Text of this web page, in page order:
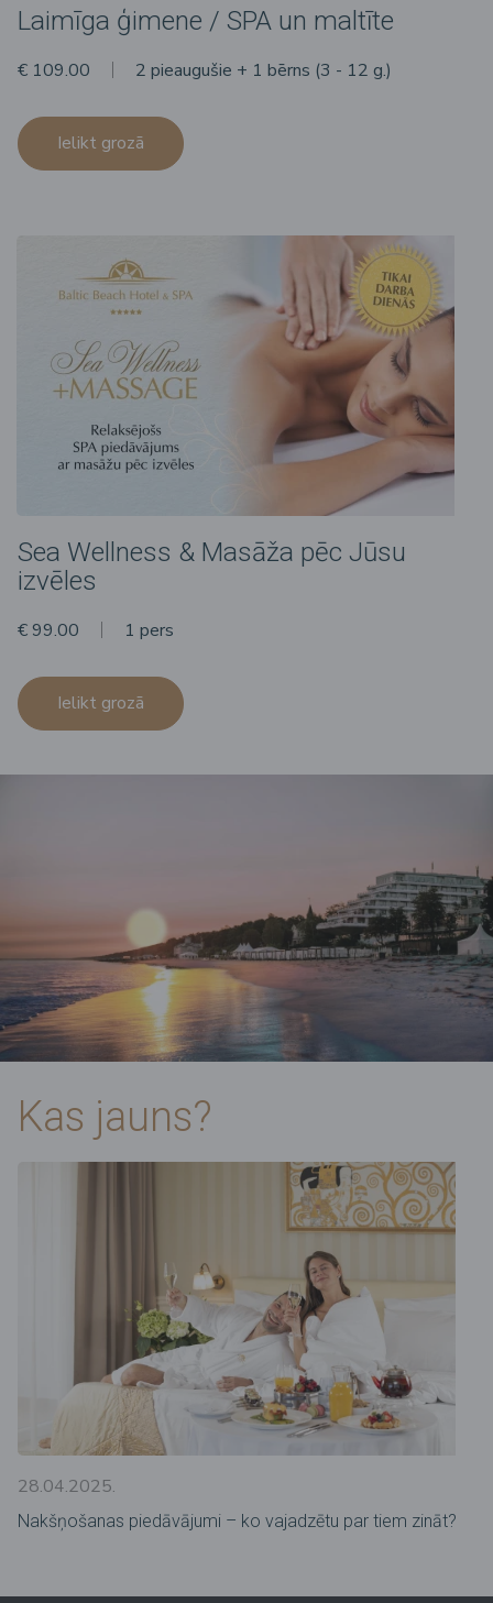
Laimīga ģimene / SPA un maltīte
€ 109.00 2 pieaugušie + 1 bērns (3 - 12 g.)
Ielikt grozā
Sea Wellness & Masāža pēc Jūsu
izvēles
€ 99.00 1 pers
Ielikt grozā
Kas jauns?
28.04.2025.
Nakšņošanas piedāvājumi – ko vajadzētu par tiem zināt?